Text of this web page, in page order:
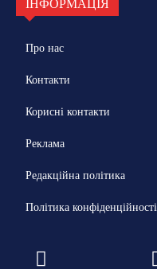
ІНФОРМАЦІЯ
Про нас
Контакти
Корисні контакти
Реклама
Редакційна політика
Політика конфіденційності